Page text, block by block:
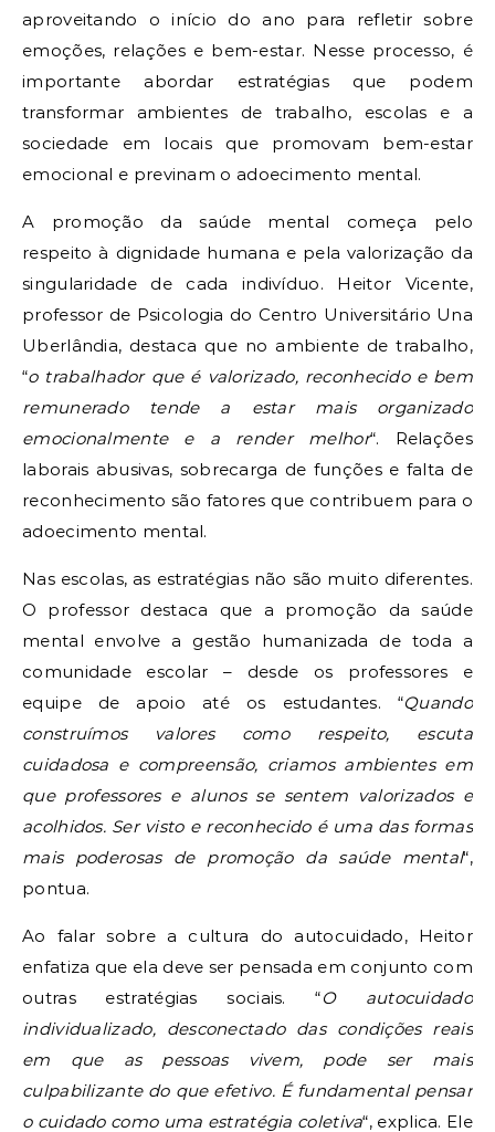
aproveitando o início do ano para refletir sobre
emoções, relações e bem-estar. Nesse processo, é
importante abordar estratégias que podem
transformar ambientes de trabalho, escolas e a
sociedade em locais que promovam bem-estar
emocional e previnam o adoecimento mental.
A promoção da saúde mental começa pelo
respeito à dignidade humana e pela valorização da
singularidade de cada indivíduo. Heitor Vicente,
professor de Psicologia do Centro Universitário Una
Uberlândia, destaca que no ambiente de trabalho,
“o trabalhador que é valorizado, reconhecido e bem
remunerado tende a estar mais organizado
emocionalmente e a render melhor“. Relações
laborais abusivas, sobrecarga de funções e falta de
reconhecimento são fatores que contribuem para o
adoecimento mental.
Nas escolas, as estratégias não são muito diferentes.
O professor destaca que a promoção da saúde
mental envolve a gestão humanizada de toda a
comunidade escolar – desde os professores e
equipe de apoio até os estudantes. “Quando
construímos valores como respeito, escuta
cuidadosa e compreensão, criamos ambientes em
que professores e alunos se sentem valorizados e
acolhidos. Ser visto e reconhecido é uma das formas
mais poderosas de promoção da saúde mental“,
pontua.
Ao falar sobre a cultura do autocuidado, Heitor
enfatiza que ela deve ser pensada em conjunto com
outras estratégias sociais. “O autocuidado
individualizado, desconectado das condições reais
em que as pessoas vivem, pode ser mais
culpabilizante do que efetivo. É fundamental pensar
o cuidado como uma estratégia coletiva“, explica. Ele